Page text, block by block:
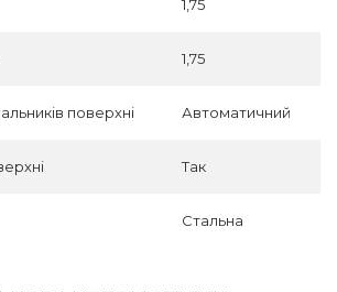
1,75
1,75
поверхні Автоматичний
Так
Стальна